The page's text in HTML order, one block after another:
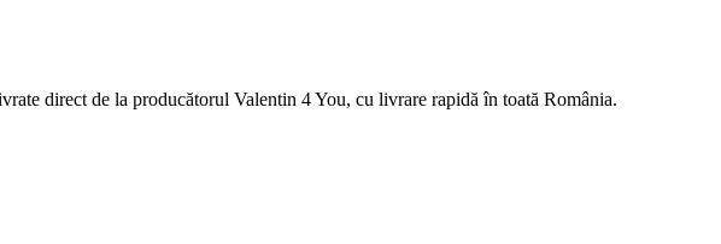
direct de la producătorul Valentin 4 You, cu livrare rapidă în toată România.